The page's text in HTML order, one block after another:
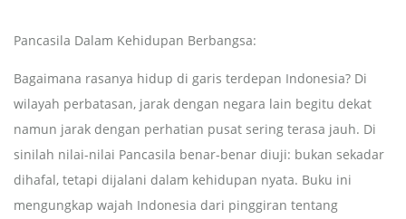
Pancasila Dalam Kehidupan Berbangsa:
Bagaimana rasanya hidup di garis terdepan Indonesia? Di
wilayah perbatasan, jarak dengan negara lain begitu dekat
namun jarak dengan perhatian pusat sering terasa jauh. Di
sinilah nilai-nilai Pancasila benar-benar diuji: bukan sekadar
dihafal, tetapi dijalani dalam kehidupan nyata. Buku ini
mengungkap wajah Indonesia dari pinggiran tentang